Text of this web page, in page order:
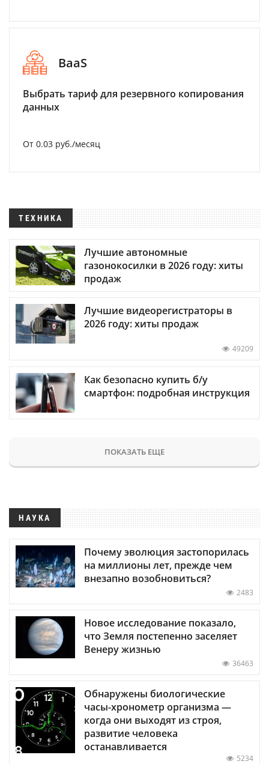
BaaS
Выбрать тариф для резервного копирования
данных
От 0.03 руб./месяц
ТЕХНИКА
Лучшие автономные
газонокосилки в 2026 году: хиты
продаж
Лучшие видеорегистраторы в
2026 году: хиты продаж
49209
Как безопасно купить б/у
смартфон: подробная инструкция
ПОКАЗАТЬ ЕЩЕ
НАУКА
Почему эволюция застопорилась
на миллионы лет, прежде чем
внезапно возобновиться?
2483
Новое исследование показало,
что Земля постепенно заселяет
Венеру жизнью
36463
Обнаружены биологические
часы-хронометр организма —
когда они выходят из строя,
развитие человека
останавливается
5234